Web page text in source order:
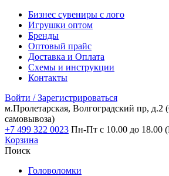
Бизнес сувениры с лого
Игрушки оптом
Бренды
Оптовый прайс
Доставка и Оплата
Схемы и инструкции
Контакты
Войти / Зарегистрироваться
м.Пролетарская, Волгоградский пр, д.2
самовывоза)
+7 499 322 0023 Пн-Пт с 10.00 до
Корзина
Поиск
Головоломки